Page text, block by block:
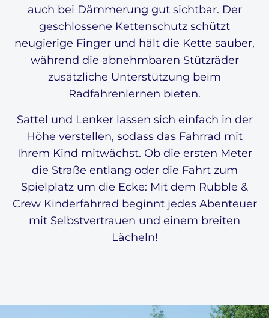
auch bei Dämmerung gut sichtbar. Der
geschlossene Kettenschutz schützt
neugierige Finger und hält die Kette sauber,
während die abnehmbaren Stützräder
zusätzliche Unterstützung beim
Radfahrenlernen bieten.
Sattel und Lenker lassen sich einfach in der
Höhe verstellen, sodass das Fahrrad mit
Ihrem Kind mitwächst. Ob die ersten Meter
die Straße entlang oder die Fahrt zum
Spielplatz um die Ecke: Mit dem Rubble &
Crew Kinderfahrrad beginnt jedes Abenteuer
mit Selbstvertrauen und einem breiten
Lächeln!